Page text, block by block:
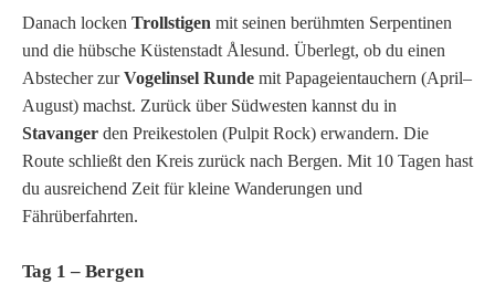
Danach locken Trollstigen mit seinen berühmten Serpentinen
und die hübsche Küstenstadt Ålesund. Überlegt, ob du einen
Abstecher zurVogelinsel Runde mit Papageientauchern (April–
August) machst. Zurück über Südwesten kannst du in
Stavanger den Preikestolen (Pulpit Rock) erwandern. Die
Route schließt den Kreis zurück nach Bergen. Mit 10 Tagen hast
du ausreichend Zeit für kleine Wanderungen und
Fährüberfahrten.
Tag 1 – Bergen